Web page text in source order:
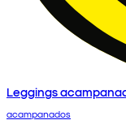
Leggings
acampanados